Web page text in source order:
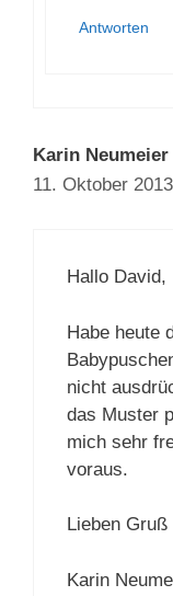
Antworten
Karin Neumeier
11. Oktober
Hallo David,
Habe heute
nicht
das Muster
mich sehr
voraus.
Lieben Gruß
Karin